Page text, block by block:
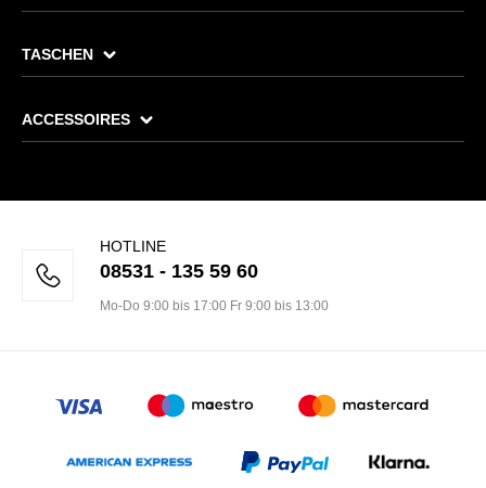
TASCHEN
ACCESSOIRES
HOTLINE
08531 - 135 59 60
Mo-Do 9:00 bis 17:00 Fr 9:00 bis 13:00